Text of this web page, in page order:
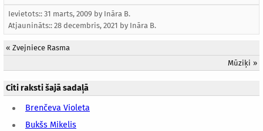
Ievietots:: 31 marts, 2009 by Ināra B.
Atjaunināts:: 28 decembris, 2021 by Ināra B.
« Zvejniece Rasma
Mūziķi »
Citi raksti šajā sadaļā
Brenčeva Violeta
Bukšs Mikelis